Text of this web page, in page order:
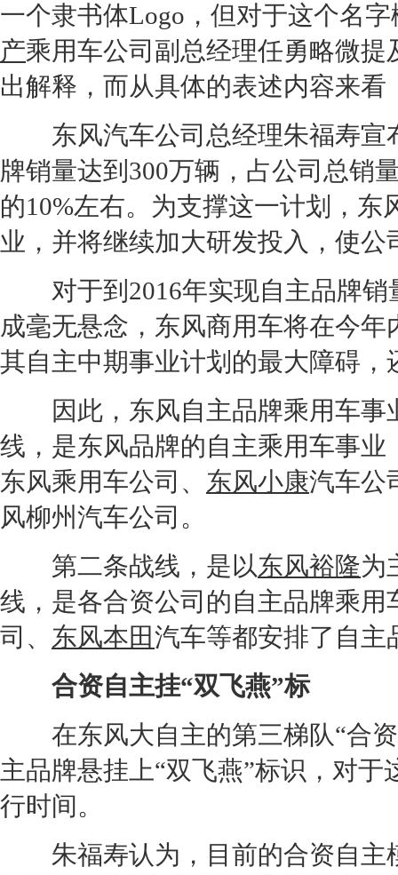
一个隶书体Logo，但对于这个名
产乘用车公司副总经理任勇略微提
出解释，而从具体的表述内容来
东风汽车公司总经理朱福寿宣
牌销量达到300万辆，占公司总销
的10%左右。为支撑这一计划， 东
业，并将继续加大研发投入，使
对于到2016年实现自主品牌销
成毫无悬念， 东风商用车将在今年
其自主中期事业计划的最大障碍
因此， 东风自主品牌乘用车
线，是东风品牌的自主乘用车事业
东风乘用车公司、 东风小康汽车公
风柳州汽车公司。
第二条战线，是以东风裕隆为
线，是各合资公司的自主品牌乘用
司、 东风本田汽车等都安排了自主
合资自主挂“双飞燕”标
在东风大自主的第三梯队“合
主品牌悬挂上“双飞燕”标识，对于
行时间。
朱福寿认为，目前的合资自主